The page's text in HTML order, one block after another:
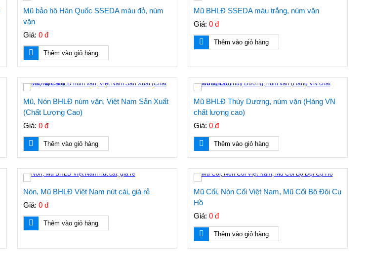
Mũ bảo hộ Hàn Quốc SSEDA màu đỏ, núm
vặn
Giá: 0 đ
Thêm vào giỏ hàng
Mũ BHLĐ SSEDA màu trắng, núm vặn
Giá: 0 đ
Thêm vào giỏ hàng
Mũ, Nón BHLĐ núm vặn, Việt Nam Sản Xuất
(Chất Lượng Cao)
Giá: 0 đ
Thêm vào giỏ hàng
Mũ BHLĐ Thùy Dương, núm vặn (Hàng VN
chất lượng cao)
Giá: 0 đ
Thêm vào giỏ hàng
Nón, Mũ BHLĐ Việt Nam nút cài, giá rẻ
Giá: 0 đ
Thêm vào giỏ hàng
Mũ Cối, Nón Cối Việt Nam, Mũ Cối Bộ Đội Cụ
Hồ
Giá: 0 đ
Thêm vào giỏ hàng